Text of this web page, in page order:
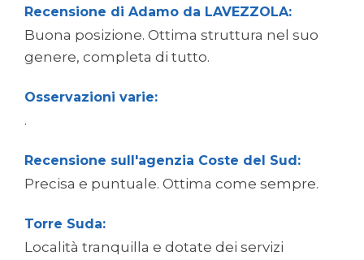
Recensione di Adamo da LAVEZZOLA:
Buona posizione. Ottima struttura nel suo
genere, completa di tutto.
Osservazioni varie:
.
Recensione sull'agenzia Coste del Sud:
Precisa e puntuale. Ottima come sempre.
Torre Suda:
Località tranquilla e dotate dei servizi